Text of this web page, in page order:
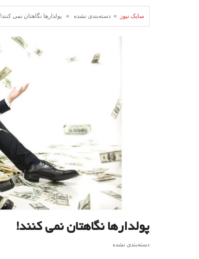
سایک نیوز » دسته‌بندی نشده » پولدارها نگاهتان نمی کنند!
پولدارها نگاهتان نمی کنند!
دسته‌بندی نشده